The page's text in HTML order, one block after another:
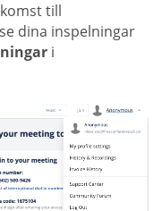
till
dina inspelningar
i